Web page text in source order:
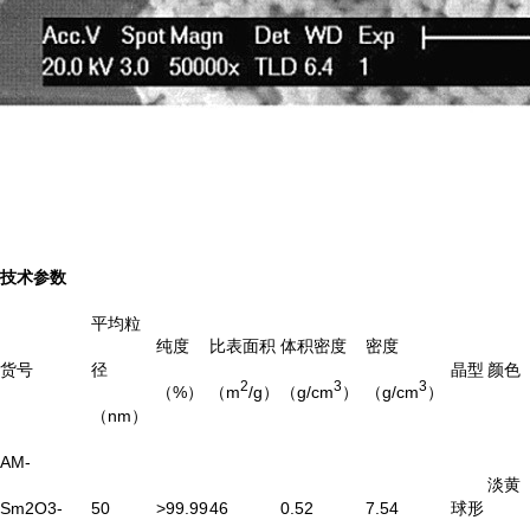
技术参数
货号
平均粒
径
（nm）
纯度
（%）
比表面积
（m2/g）
体积密度
（g/cm3）
密度
（g/cm3）
晶型 颜色
AM-
Sm2O3- 50 >99.9946 0.52 7.54 球形
淡黄